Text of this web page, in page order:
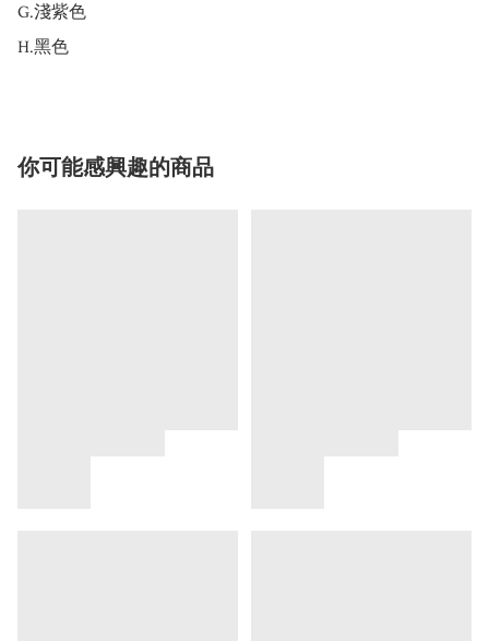
G.淺紫色
H.黑色
你可能感興趣的商品